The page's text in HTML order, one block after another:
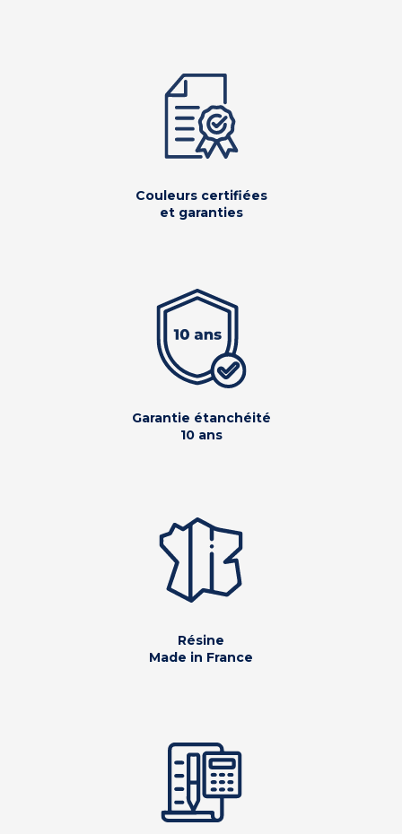
Couleurs certifiées
et garanties
Garantie étanchéité
10 ans
Résine
Made in France